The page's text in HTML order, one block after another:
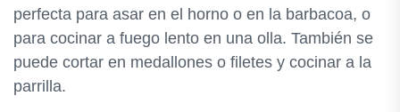
perfecta para asar en el horno o en la barbacoa, o
para cocinar a fuego lento en una olla. También se
puede cortar en medallones o filetes y cocinar a la
parrilla.